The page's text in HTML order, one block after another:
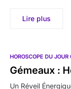
Lire plus
HOROSCOPE DU
Gémeaux :
Un Réveil